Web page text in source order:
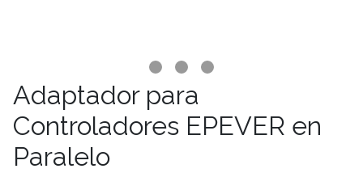
Adaptador para
Controladores EPEVER en
Paralelo